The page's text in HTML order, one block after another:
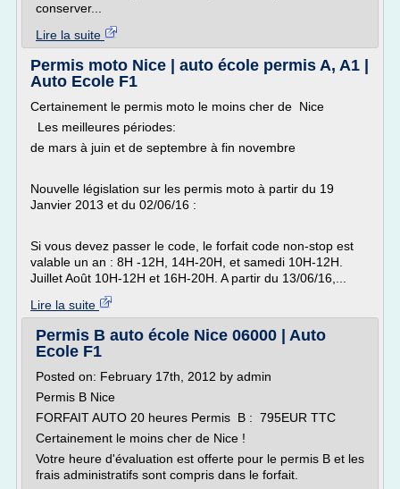
conserver...
Lire la suite
Permis moto Nice | auto école permis A, A1 |
Auto Ecole F1
Certainement le permis moto le moins cher de Nice
Les meilleures périodes:
de mars à juin et de septembre à fin novembre
Nouvelle législation sur les permis moto à partir du 19
Janvier 2013 et du 02/06/16 :
Si vous devez passer le code, le forfait code non-stop est
valable un an : 8H -12H, 14H-20H, et samedi 10H-12H.
Juillet Août 10H-12H et 16H-20H. A partir du 13/06/16,...
Lire la suite
Permis B auto école Nice 06000 | Auto
Ecole F1
Posted on: February 17th, 2012 by admin
Permis B Nice
FORFAIT AUTO 20 heures Permis B : 795EUR TTC
Certainement le moins cher de Nice !
Votre heure d'évaluation est offerte pour le permis B et les
frais administratifs sont compris dans le forfait.